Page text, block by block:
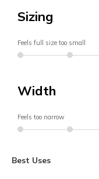
Sizing
Feels full size too small
Width
Feels too narrow
Best Uses